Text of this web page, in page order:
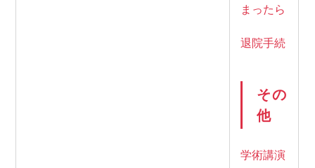
まったら
退院手続
その
他
学術講演